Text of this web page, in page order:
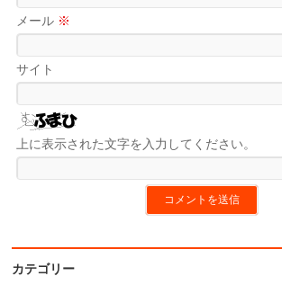
メール ※
サイト
上に表示された文字を入力してください。
カテゴリー